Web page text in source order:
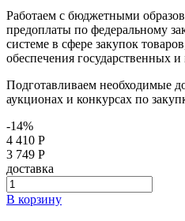
Работаем с бюджетными
предоплаты по федеральному
системе в сфере закупок
обеспечения государственных
Подготавливаем необходимые
аукционах и конкурсах по
-14%
4 410 Р
3 749 Р
доставка
В корзину